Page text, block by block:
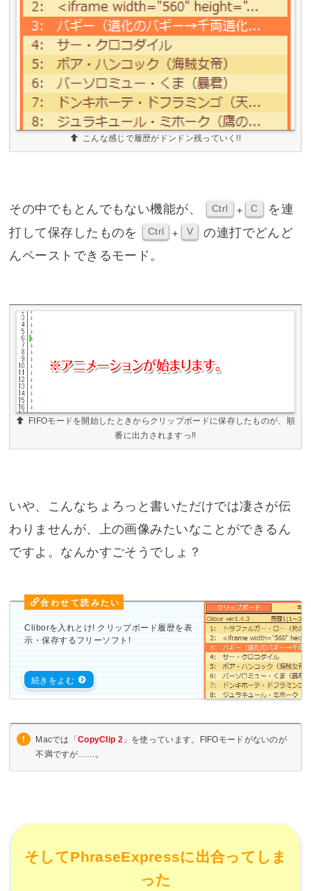
こんな感じで履歴がドンドン残っていく!!
その中でもとんでもない機能が、 Ctrl + C
を連
打して保存したものを
Ctrl + V
の連打でどんど
んペーストできるモード。
FIFOモードを開始したときからクリップボードに保存したものが、順
番に出力されますっ!!
いや、こんなちょろっと書いただけでは凄さが伝
わりませんが、上の画像みたいなことができるん
ですよ。なんかすごそうでしょ？
Cliborを入れとけ! クリップボード履歴を表
示・保存するフリーソフト!
Macでは「CopyClip 2 」を使っています。FIFOモードがないのが
不満ですが……。
そしてPhraseExpressに出合ってしま
った